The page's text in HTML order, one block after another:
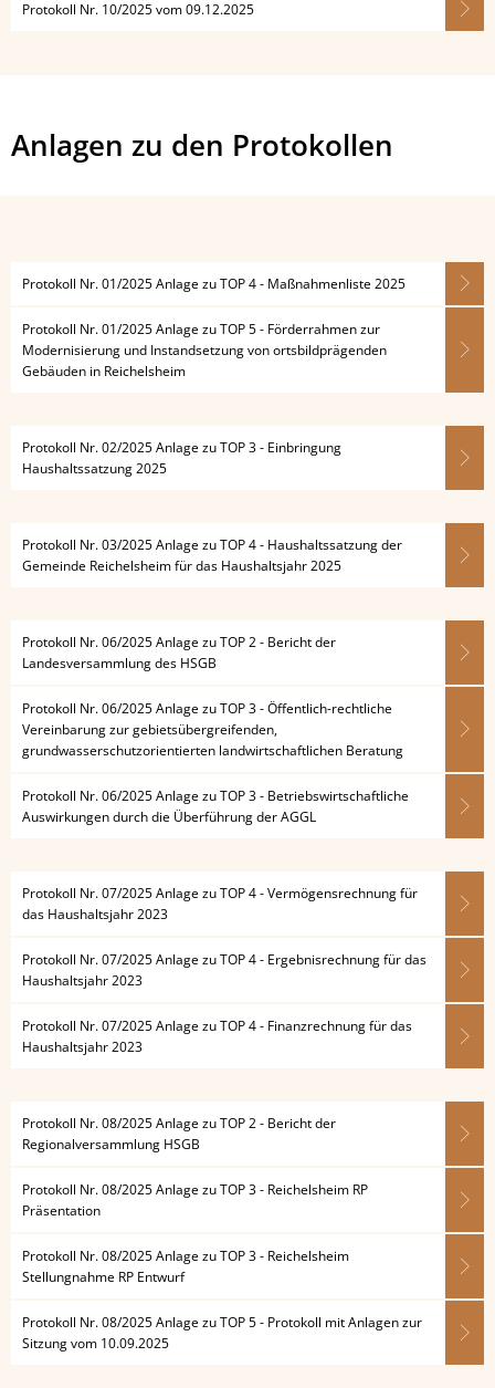
Protokoll Nr. 10/2025 vom 09.12.2025
Anlagen zu den Protokollen
Protokoll Nr. 01/2025 Anlage zu TOP 4 - Maßnahmenliste 2025
Protokoll Nr. 01/2025 Anlage zu TOP 5 - Förderrahmen zur
Modernisierung und Instandsetzung von ortsbildprägenden
Gebäuden in Reichelsheim
Protokoll Nr. 02/2025 Anlage zu TOP 3 - Einbringung
Haushaltssatzung 2025
Protokoll Nr. 03/2025 Anlage zu TOP 4 - Haushaltssatzung der
Gemeinde Reichelsheim für das Haushaltsjahr 2025
Protokoll Nr. 06/2025 Anlage zu TOP 2 - Bericht der
Landesversammlung des HSGB
Protokoll Nr. 06/2025 Anlage zu TOP 3 - Öffentlich-rechtliche
Vereinbarung zur gebietsübergreifenden,
grundwasserschutzorientierten landwirtschaftlichen Beratung
Protokoll Nr. 06/2025 Anlage zu TOP 3 - Betriebswirtschaftliche
Auswirkungen durch die Überführung der AGGL
Protokoll Nr. 07/2025 Anlage zu TOP 4 - Vermögensrechnung für
das Haushaltsjahr 2023
Protokoll Nr. 07/2025 Anlage zu TOP 4 - Ergebnisrechnung für das
Haushaltsjahr 2023
Protokoll Nr. 07/2025 Anlage zu TOP 4 - Finanzrechnung für das
Haushaltsjahr 2023
Protokoll Nr. 08/2025 Anlage zu TOP 2 - Bericht der
Regionalversammlung HSGB
Protokoll Nr. 08/2025 Anlage zu TOP 3 - Reichelsheim RP
Präsentation
Protokoll Nr. 08/2025 Anlage zu TOP 3 - Reichelsheim
Stellungnahme RP Entwurf
Protokoll Nr. 08/2025 Anlage zu TOP 5 - Protokoll mit Anlagen zur
Sitzung vom 10.09.2025